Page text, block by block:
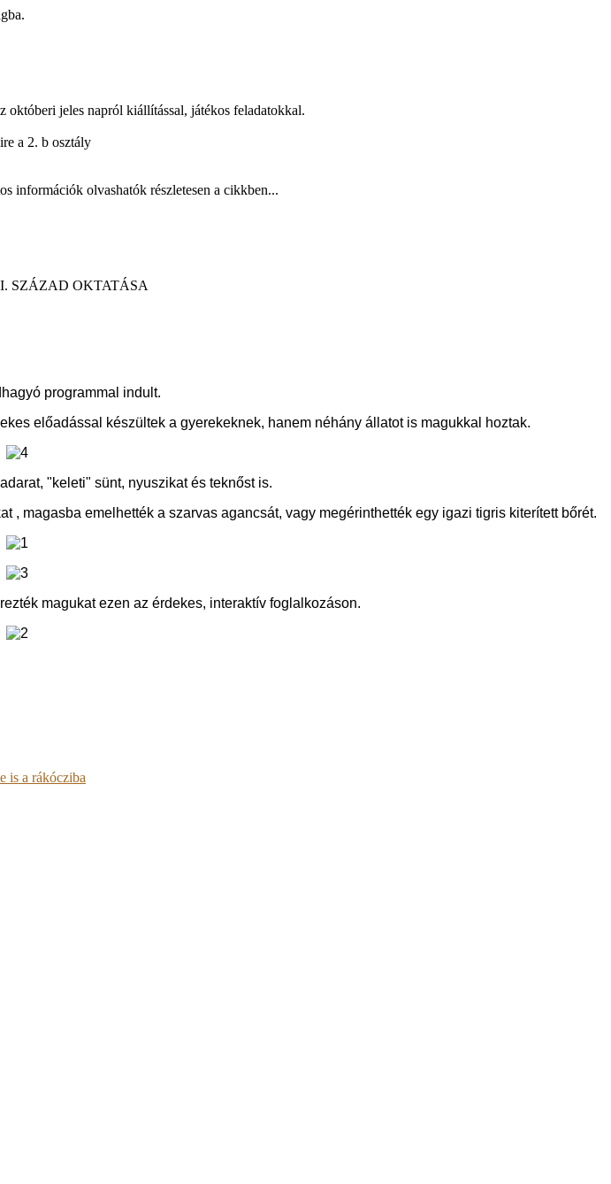
jeles napról kiállítással, játékos feladatokkal.
a 2. b osztály
információk olvashatók részletesen a cikkben...
SZÁZAD OKTATÁSA
programmal indult.
előadással készültek a gyerekeknek, hanem néhány állatot is magukkal hoztak.
"keleti" sünt, nyuszikat és teknőst is.
magasba emelhették a szarvas agancsát, vagy megérinthették egy igazi tigris kiterített bőrét.
magukat ezen az érdekes, interaktív foglalkozáson.